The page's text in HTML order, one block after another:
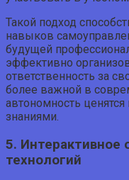
Такой подход
навыков
будущей
эффективно
ответственность за
более важной в
автономность
знаниями.
5. Интерактивное
технологий